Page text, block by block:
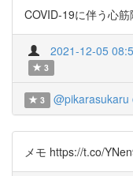
COVID-19に伴う心
2021-12-05
3
3 @pikarasukaru
メモ https://t.co/